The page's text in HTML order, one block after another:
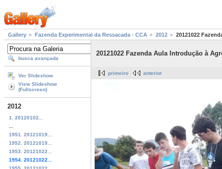
Gallery Fazenda Experimental da Ressacada - CCA 2012 20121022
busca avançada
Ver Slideshow
View Slideshow
(Fullscreen)
2012
1. 20120102...
1951. 20121019...
1952. 20121019...
1953. 20121022...
1954. 20121022...
20121022 Fazenda Aula Introdução à
primeiro anterior